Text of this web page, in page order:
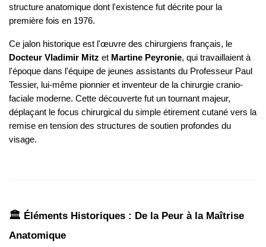
structure anatomique dont l'existence fut décrite pour la
première fois en 1976.
Ce jalon historique est l'œuvre des chirurgiens français, le
Docteur Vladimir Mitz et Martine Peyronie, qui travaillaient à
l'époque dans l'équipe de jeunes assistants du Professeur Paul
Tessier, lui-même pionnier et inventeur de la chirurgie cranio-
faciale moderne. Cette découverte fut un tournant majeur,
déplaçant le focus chirurgical du simple étirement cutané vers la
remise en tension des structures de soutien profondes du
visage.
🏛️ Éléments Historiques : De la Peur à la Maîtrise
Anatomique